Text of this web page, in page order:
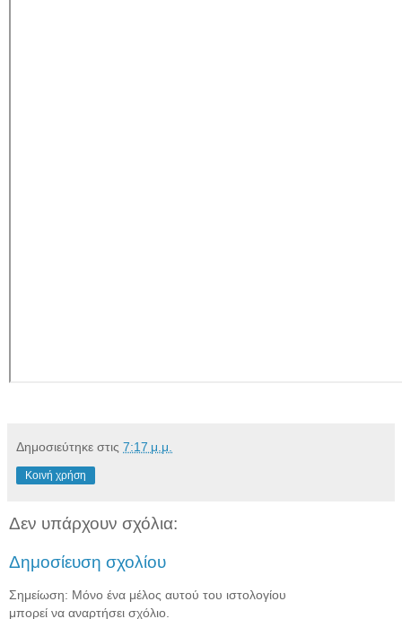
Δημοσιεύτηκε στις 7:17 μ.μ.
Κοινή χρήση
Δεν υπάρχουν σχόλια:
Δημοσίευση σχολίου
Σημείωση: Μόνο ένα μέλος αυτού του ιστολογίου
μπορεί να αναρτήσει σχόλιο.